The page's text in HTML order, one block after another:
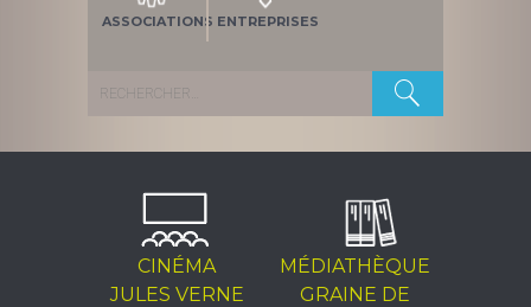
ASSOCIATIONS ENTREPRISES
Rechercher :
CINÉMA
JULES VERNE
MÉDIATHÈQUE
GRAINE DE